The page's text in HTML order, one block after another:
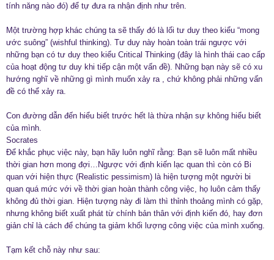
tính năng nào đó) để tự đưa ra nhận định như trên.
Một trường hợp khác chúng ta sẽ thấy đó là lối tư duy theo kiểu “mong
ước suông” (wishful thinking). Tư duy này hoàn toàn trái ngược với
những bạn có tư duy theo kiểu Critical Thinking (đây là hình thái cao cấp
của hoạt động tư duy khi tiếp cận một vấn đề). Những bạn này sẽ có xu
hướng nghĩ về những gì mình muốn xảy ra , chứ không phải những vấn
đề có thể xảy ra.
Con đường dẫn đến hiểu biết trước hết là thừa nhận sự không hiểu biết
của mình.
Socrates
Để khắc phục việc này, bạn hãy luôn nghĩ rằng: Bạn sẽ luôn mất nhiều
thời gian hơn mong đợi…Ngược với định kiến lạc quan thì còn có Bi
quan với hiện thực (Realistic pessimism) là hiện tượng một người bi
quan quá mức với về thời gian hoàn thành công việc, họ luôn cảm thấy
không đủ thời gian. Hiện tượng này đi làm thì thỉnh thoảng mình có gặp,
nhưng không biết xuất phát từ chính bản thân với định kiến đó, hay đơn
giản chỉ là cách để chúng ta giảm khối lượng công việc của mình xuống.
Tạm kết chỗ này như sau: